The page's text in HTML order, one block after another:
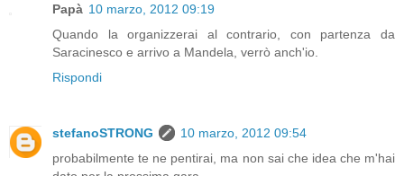
Papà 10 marzo, 2012 09:19
Quando la organizzerai al contrario, con partenza da
Saracinesco e arrivo a Mandela, verrò anch'io.
Rispondi
stefanoSTRONG
10 marzo, 2012 09:54
probabilmente te ne pentirai, ma non sai che idea che m'hai